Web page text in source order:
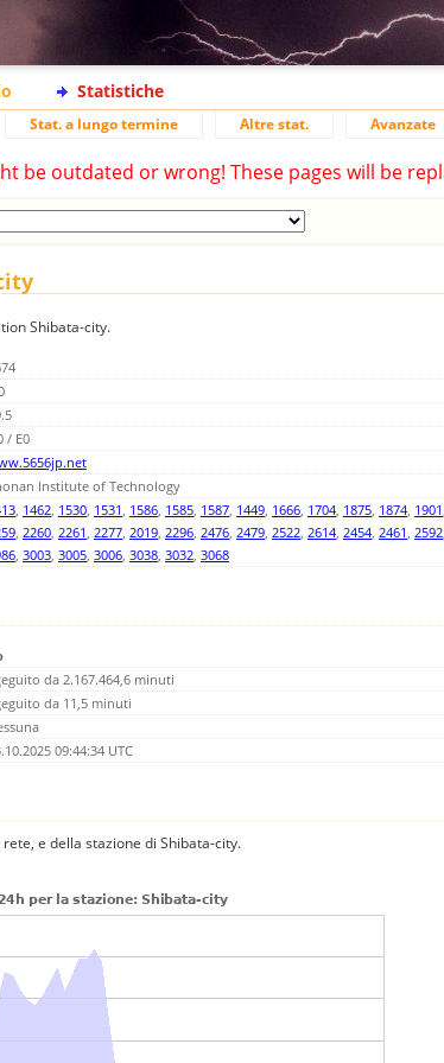
Statistiche
Stat. a lungo termine Altre stat. Avanzate
be outdated or wrong! These pages will be
Shibata-city.
/ E0
Institute of Technology
, 1462, 1530, 1531, 1586, 1585, 1587, 1449, 1666, 1704, 1875, 1874, 1901
, 2260, 2261, 2277, 2019, 2296, 2476, 2479, 2522, 2614, 2454, 2461, 2592
, 3003, 3005, 3006, 3038, 3032, 3068
da 2.167.464,6 minuti
da 11,5 minuti
09:44:34 UTC
e della stazione di Shibata-city.